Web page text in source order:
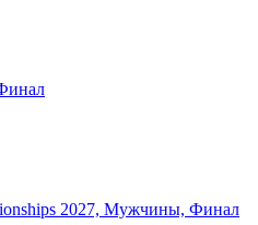
2027, Мужчины, Финал